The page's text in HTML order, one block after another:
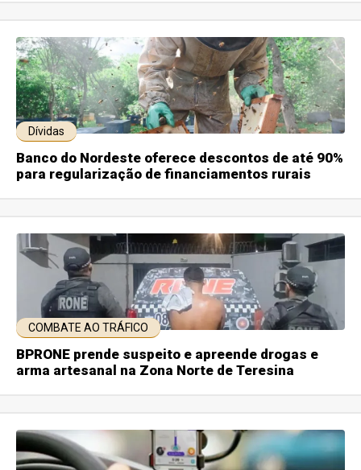
Dívidas
Banco do Nordeste oferece descontos de até 90%
para regularização de financiamentos rurais
COMBATE AO TRÁFICO
BPRONE prende suspeito e apreende drogas e
arma artesanal na Zona Norte de Teresina